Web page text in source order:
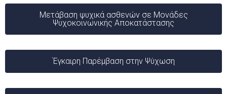
Μετάβαση ψυχικά ασθενών σε Μονάδες
Ψυχοκοινωνικής Αποκατάστασης
Έγκαιρη Παρέμβαση στην Ψύχωση